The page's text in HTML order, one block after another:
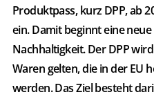
Produktpass, kurz DPP, ab
ein. Damit beginnt eine
Nachhaltigkeit. Der DPP
Waren gelten, die in der EU
werden. Das Ziel besteht